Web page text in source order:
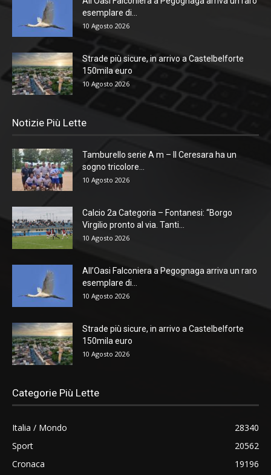
esemplare di...
10 Agosto 2026
Strade più sicure, in arrivo a Castelbelforte
150mila euro
10 Agosto 2026
Notizie Più Lette
Tamburello serie A m – Il Ceresara ha un
sogno tricolore...
10 Agosto 2026
Calcio 2a Categoria – Fontanesi: “Borgo
Virgilio pronto al via. Tanti...
10 Agosto 2026
All’Oasi Falconiera a Pegognaga arriva un raro
esemplare di...
10 Agosto 2026
Strade più sicure, in arrivo a Castelbelforte
150mila euro
10 Agosto 2026
Categorie Più Lette
Italia / Mondo
28340
Sport
20562
Cronaca
19196